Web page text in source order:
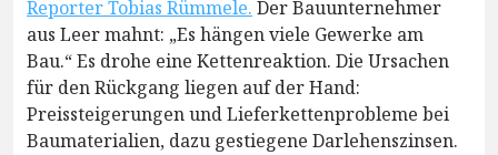
Reporter Tobias Rümmele. Der Bauunternehmer
aus Leer mahnt: „Es hängen viele Gewerke am
Bau.“ Es drohe eine Kettenreaktion. Die Ursachen
für den Rückgang liegen auf der Hand:
Preissteigerungen und Lieferkettenprobleme bei
Baumaterialien, dazu gestiegene Darlehenszinsen.